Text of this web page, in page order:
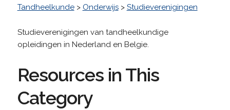
Tandheelkunde> Onderwijs> Studieverenigingen
Studieverenigingen van tandheelkundige
opleidingen in Nederland en Belgie.
Resources in This
Category